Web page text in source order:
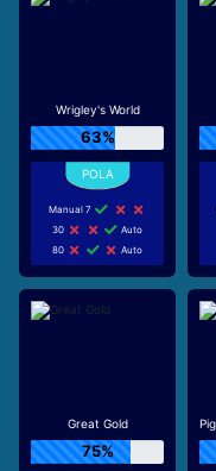
Wrigley's World
63%
Manual 7
30
Auto
80
Auto
Great Gold
75%